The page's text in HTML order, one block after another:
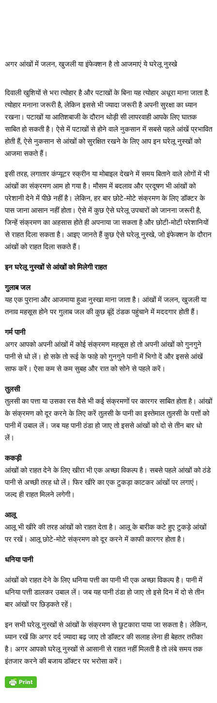
अगर आंखों में जलन, खुजली या इंफेक्शन है तो आजमाएं ये घरेलू नुस्खे
दिवाली खुशियों से भरा त्योहार है और पटाखों के बिना यह त्योहार अधूरा माना जाता है.
त्योहार मनाना जरूरी है, लेकिन इससे भी ज्यादा जरूरी है अपनी सुरक्षा का ध्यान
रखना। पटाखों या आतिशबाजी के दौरान थोड़ी सी लापरवाही आपके लिए घातक
साबित हो सकती है। ऐसे में पटाखों से होने वाले नुकसान में सबसे पहले आंखें प्रभावित
होती हैं, ऐसे नुकसान से आंखों को सुरक्षित रखने के लिए आप इन घरेलू नुस्खों को
आजमा सकते हैं।
इसी तरह, लगातार कंप्यूटर स्क्रीन या मोबाइल देखने में समय बिताने वाले लोगों में भी
आंखों का संक्रमण आम हो गया है। मौसम में बदलाव और प्रदूषण भी आंखों को
परेशानी देने में पीछे नहीं है। लेकिन, हर बार छोटे-मोटे संक्रमण के लिए डॉक्टर के
पास जाना आसान नहीं होता। ऐसे में कुछ ऐसे घरेलू उपचारों को जानना जरूरी है,
जिन्हें संक्रमण का अहसास होते ही अपनाया जा सकता है और छोटी-मोटी परेशानियों
से राहत दिला सकता है। आइए जानते हैं कुछ ऐसे घरेलू नुस्खे, जो इंफेक्शन के दौरान
आंखों को राहत दिला सकते हैं।
इन घरेलू नुस्खों से आंखों को मिलेगी राहत
गुलाब जल
यह एक पुराना और आजमाया हुआ नुस्खा माना जाता है। आंखों में जलन, खुजली या
तनाव महसूस होने पर गुलाब जल की कुछ बूंदें ठंडक पहुंचाने में मददगार होती हैं।
गर्म पानी
अगर आपको अपनी आंखों में कोई संक्रमण महसूस हो तो अपनी आंखों को गुनगुने
पानी से धो लें। हो सके तो रूई के फाहे को गुनगुने पानी में भिगो दें और इससे आंखें
साफ करें। ऐसा कम से कम सुबह और रात को सोने से पहले करें।
तुलसी
तुलसी का पत्ता या उसका रस वैसे भी कई संक्रमणों पर कारगर साबित होता है। आंखों
के संक्रमण को दूर करने के लिए करें तुलसी के पानी का इस्तेमाल तुलसी के पत्तों को
पानी में उबाल लें। जब यह पानी ठंडा हो जाए तो इससे आंखों को दो से तीन बार धो
लें।
ककड़ी
आंखों को राहत देने के लिए खीरा भी एक अच्छा विकल्प है। सबसे पहले आंखों को ठंडे
पानी से अच्छी तरह धो लें। फिर खीरे का एक टुकड़ा काटकर आंखों पर लगाएं।
जल्द ही राहत मिलने लगेगी।
आलू
आलू भी खीरे की तरह आंखों को राहत देता है। आलू के बारीक कटे हुए टुकड़े आंखों
पर रखें। आलू छोटे-मोटे संक्रमण को दूर करने में काफी कारगर होता है।
धनिया पानी
आंखों को राहत देने के लिए धनिया पत्ती का पानी भी एक अच्छा विकल्प है। पानी में
धनिया पत्ती डालकर उबाल लें। जब यह पानी ठंडा हो जाए तो इसे दिन में दो से तीन
बार आंखों पर छिड़कते रहें।
इन सभी घरेलू नुस्खों से आंखों के संक्रमण से छुटकारा पाया जा सकता है। लेकिन,
ध्यान रखें कि अगर दर्द ज्यादा बढ़ जाए तो डॉक्टर की सलाह लेना ही बेहतर तरीका
है। अगर आपको घरेलू नुस्खों से आसानी से राहत नहीं मिलती है तो लंबे समय तक
इंतजार करने की बजाय डॉक्टर पर भरोसा करें।